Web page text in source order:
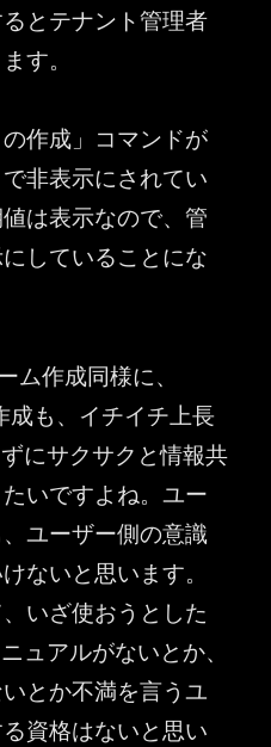
とテナント管理者
す。
作成」コマンドが
非表示にされてい
は表示なので、管
していることにな
ム作成同様に、
も、イチイチ上長
にサクサクと情報共
いですよね。ユー
ユーザー側の意識
ないと思います。
いざ使おうとした
ュアルがないとか、
とか不満を言うユ
資格はないと思い